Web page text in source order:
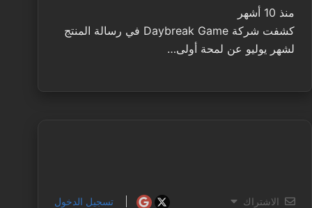
منذ 10 أشهر
كشفت شركة Daybreak Game في رسالة المنتج
لشهر يوليو عن لمحة أولى…
الاشتراك تسجيل الدخول